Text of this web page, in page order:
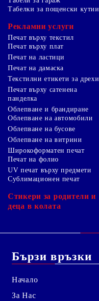
Табелки за пощенски кутии
Рекламни услуги
Печат върху текстил
Печат върху плат
Печат на ластици
Печат на дамаска
Текстилни етикети за дрехи
Печат върху сатенена
панделка
Облепване и брандиране
Облепване на автомобили
Облепване на бусове
Облепване на витрини
Широкоформатен печат
Печат на фолио
UV печат върху предмети
Сублимационен печат
Стикери за родители и
деца в колата
Бързи връзки
Начало
За Нас